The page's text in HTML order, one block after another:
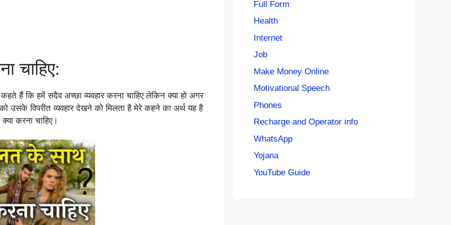
चाहिए:
हैं कि हमें सदैव अच्छा व्यवहार करना चाहिए लेकिन क्या हो अगर
विपरीत व्यवहार देखने को मिलता है मेरे कहने का अर्थ यह है
करना चाहिए।
Full Form
Health
Internet
Job
Make Money Online
Motivational Speech
Phones
Recharge and Operator info
WhatsApp
Yojana
YouTube Guide